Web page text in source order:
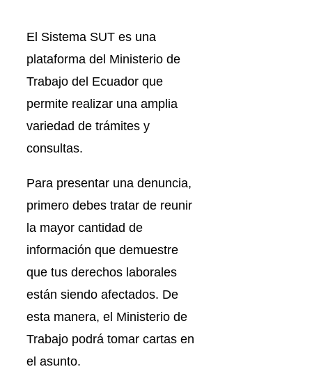
El Sistema SUT es una
plataforma del Ministerio de
Trabajo del Ecuador que
permite realizar una amplia
variedad de trámites y
consultas.
Para presentar una denuncia,
primero debes tratar de reunir
la mayor cantidad de
información que demuestre
que tus derechos laborales
están siendo afectados. De
esta manera, el Ministerio de
Trabajo podrá tomar cartas en
el asunto.